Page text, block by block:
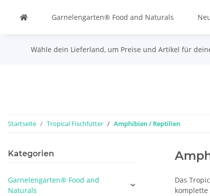
Garnelengarten® Food and Naturals
Wähle dein Lieferland, um Preise und Artikel für
Startseite Tropical Fischfutter Amphibien / Reptilien
Das
Kategorien
Garnelengarten® Food and
Naturals